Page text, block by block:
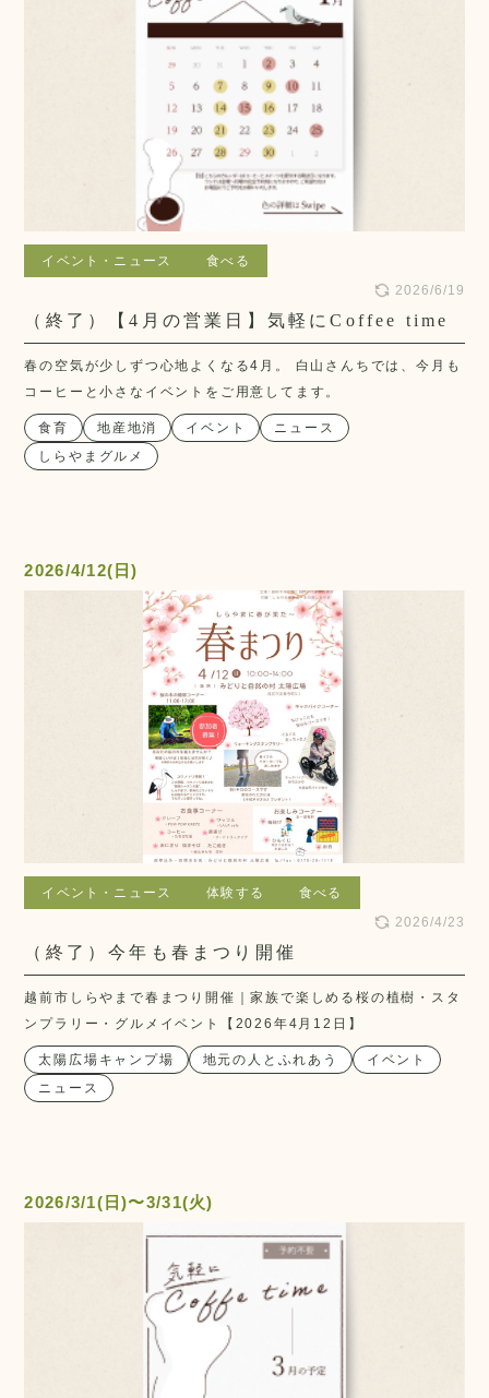
（終了）【4月の営業日】気軽にCoffee time
春の空気が少しずつ心地よくなる4月。 白山さんちでは、今月も
コーヒーと小さなイベントをご用意してます。
2026/6/19
イベント・ニュース 食べる
食育 地産地消 イベント
ニュース
しらやまグルメ
2026/4/12(日)
（終了）今年も春まつり開催
越前市しらやまで春まつり開催｜家族で楽しめる桜の植樹・スタ
ンプラリー・グルメイベント【2026年4月12日】
2026/4/23
イベント・ニュース 体験する 食べる
太陽広場キャンプ場 地元の人とふれあう
イベント
ニュース
2026/3/1(日)〜3/31(火)